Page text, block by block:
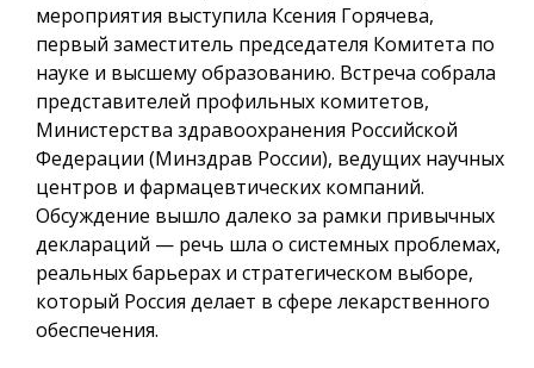
мероприятия выступила Ксения Горячева,
первый заместитель председателя Комитета по
науке и высшему образованию. Встреча собрала
представителей профильных комитетов,
Министерства здравоохранения Российской
Федерации (Минздрав России), ведущих научных
центров и фармацевтических компаний.
Обсуждение вышло далеко за рамки привычных
деклараций — речь шла о системных проблемах,
реальных барьерах и стратегическом выборе,
который Россия делает в сфере лекарственного
обеспечения.